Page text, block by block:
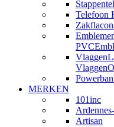
Telefoon
PVC
Vlaggen
Vlaggen
MERKEN
101inc
Artisan